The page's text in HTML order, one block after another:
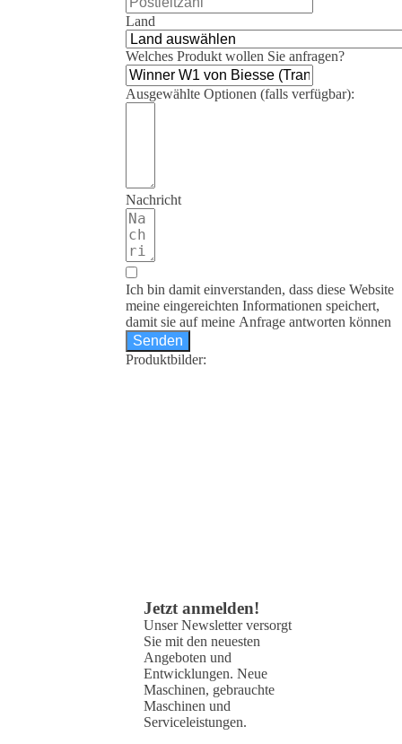
Land
Welches Produkt wollen Sie anfragen?
Ausgewählte Optionen (falls verfügbar):
Nachricht
Ich bin damit einverstanden, dass diese Website
meine eingereichten Informationen speichert,
damit sie auf meine Anfrage antworten können
Senden
Produktbilder:
Jetzt anmelden!
Unser Newsletter versorgt
Sie mit den neuesten
Angeboten und
Entwicklungen. Neue
Maschinen, gebrauchte
Maschinen und
Serviceleistungen.